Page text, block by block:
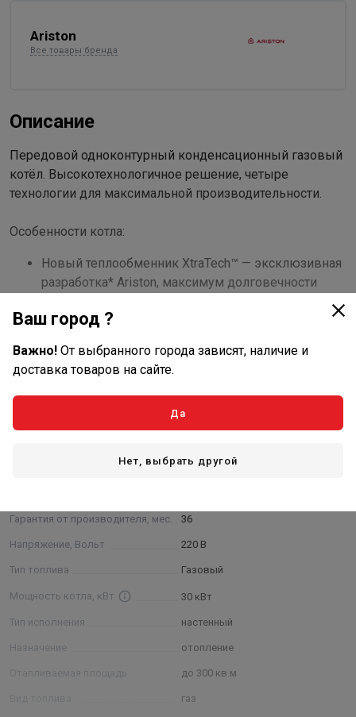
Ariston
Все товары бренда
Описание
Передовой одноконтурный конденсационный газовый
котёл. Высокотехнологичное решение, четыре
технологии для максимальной производительности.
Особенности котла:
Новый теплообменник XtraTech™ — эксклюзивная
разработка* Ariston, максимум долговечности
меню
газа
Компактная структура впишется везде
Подключитесь к Ariston NET с помощью
дополнительных аксессуаров
Диапазон модуляции 1:10
Звукоизолирующие панели и шумоглушитель
европейских комплектующих
Характеристики
Гарантия от производителя, мес. 36
Напряжение, Вольт 220 В
Тип топлива Газовый
Мощность котла, кВт 30 кВт
Тип исполнения настенный
Назначение отопление
до 300 кв.м
газ
Ваш город ?
Важно! От выбранного города зависят, наличие и
доставка товаров на сайте.
Да
Нет, выбрать другой